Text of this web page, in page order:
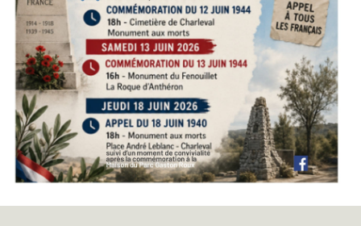
informations Emploi
URBANISME
Les permanences
Le PLU
VIE ÉCONOMIQUE